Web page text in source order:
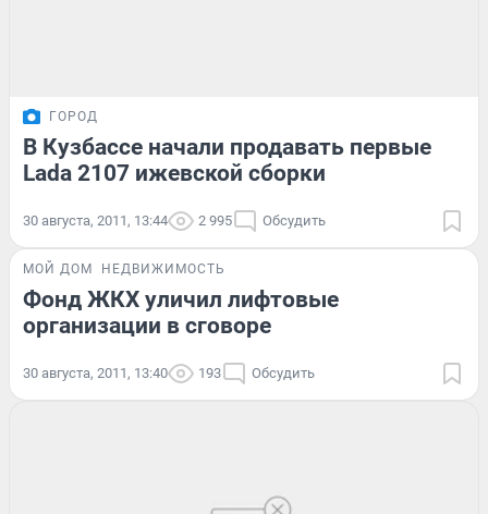
ГОРОД
В Кузбассе начали продавать первые
Lada 2107 ижевской сборки
30 августа, 2011, 13:44 2 995 Обсудить
МОЙ ДОМ НЕДВИЖИМОСТЬ
Фонд ЖКХ уличил лифтовые
организации в сговоре
30 августа, 2011, 13:40 193 Обсудить